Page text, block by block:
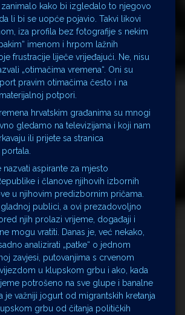
zanimalo kako bi izgledalo to njegovo
da li bi se uopće pojavio. Takvi likovi
iza profila bez fotografije s nekim
imenom i hrpom lažnih
frustracije liječe vrijeđajući. Ne, nisu
„otimačima vremena“. Oni su
pravim otimačima često i na
potpori.
hrvatskim građanima su mnogi
gledamo na televizijama i koji nam
ili prijete sa stranica
nazvati aspirante za mjesto
i članove njihovih izbornih
u njihovim predizbornim pričama.
gladnoj publici, a ovi prezadovoljno
njih prolazi vrijeme, događaji i
mogu vratiti. Danas je, već nekako,
analizirati „patke“ o jednom
zavjesi, putovanjima s crvenom
u klupskom grbu i ako, kada
potrošeno na sve glupe i banalne
je važniji jogurt od migrantskih kretanja
grbu od čitanja političkih